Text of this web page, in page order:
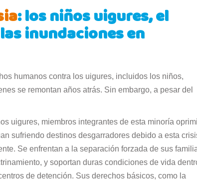
: los niños uigures, el
inundaciones en
humanos contra los uigures, incluidos los niños,
se remontan años atrás. Sin embargo, a pesar del
uigures, miembros integrantes de esta minoría
sufriendo destinos desgarradores debido a esta
Se enfrentan a la separación forzada de sus
y soportan duras condiciones de vida
de detención. Sus derechos básicos, como la